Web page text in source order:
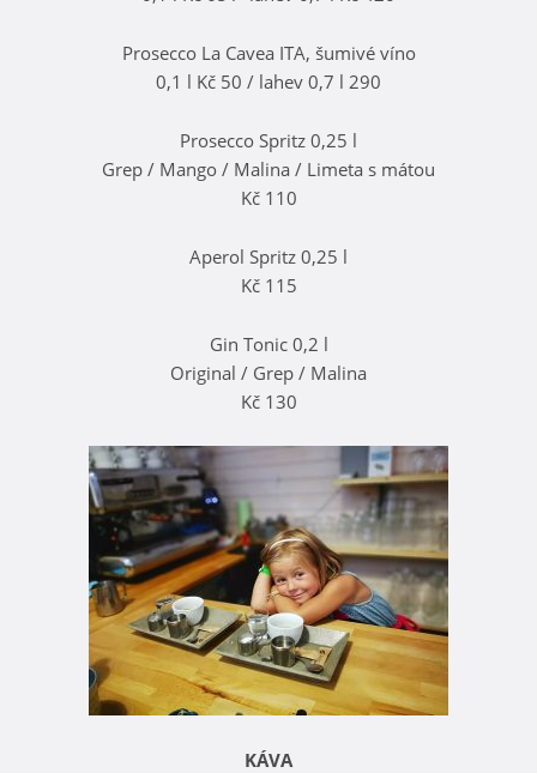
Prosecco La Cavea ITA, šumivé víno
0,1 l Kč 50 / lahev 0,7 l 290
Prosecco Spritz 0,25 l
Grep / Mango / Malina / Limeta s mátou
Kč 110
Aperol Spritz 0,25 l
Kč 115
Gin Tonic 0,2 l
Original / Grep / Malina
Kč 130
KÁVA